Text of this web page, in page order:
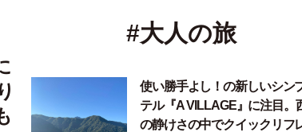
#大人の旅
使い勝手よし！の新しいシン
テル『A VILLAGE』に注目。
の静けさの中でクイックリフ